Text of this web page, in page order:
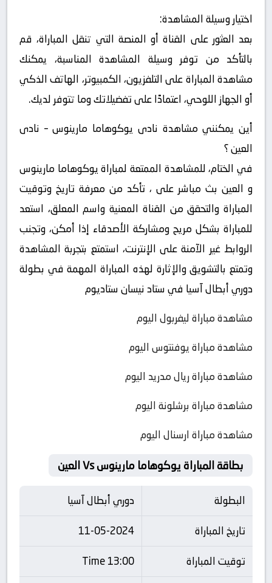
اختيار وسيلة المشاهدة:
بعد العثور على القناة أو المنصة التي تنقل المباراة، قم
بالتأكد من توفر وسيلة المشاهدة المناسبة، يمكنك
مشاهدة المباراة على التلفزيون، الكمبيوتر، الهاتف الذكي
أو الجهاز اللوحي، اعتمادًا على تفضيلاتك وما تتوفر لديك.
أين يمكنني مشاهدة ‎نادى يوكوهاما مارينوس – نادى
العين ؟
في الختام، للمشاهدة الممتعة لمباراة يوكوهاما مارينوس
و العين بث مباشر على ، تأكد من معرفة تاريخ وتوقيت
المباراة والتحقق من القناة المعنية واسم المعلق، استعد
للمباراة بشكل مريح ومشاركة الأصدقاء إذا أمكن، وتجنب
الروابط غير الآمنة على الإنترنت، استمتع بتجربة المشاهدة
وتمتع بالتشويق والإثارة لهذه المباراة المهمة في بطولة
دوري أبطال آسيا في ستاد نيسان ستاديوم
مشاهدة مباراة ليفربول اليوم
مشاهدة مباراة يوفنتوس اليوم
مشاهدة مباراة ريال مدريد اليوم
مشاهدة مباراة برشلونة اليوم
مشاهدة مباراة ارسنال اليوم
بطاقة المباراة يوكوهاما مارينوس Vs العين
البطولة
دوري أبطال آسيا
تاريخ المباراة
11-05-2024
توقيت المباراة
13:00 Time